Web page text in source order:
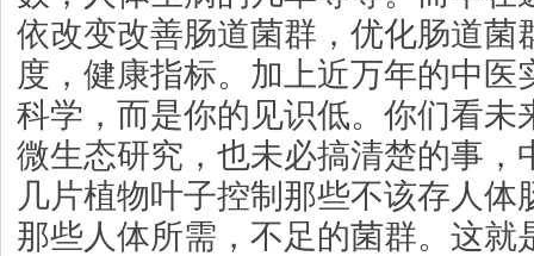
依改变改善肠道菌群，优化肠道菌
度，健康指标。加上近万年的中医
科学，而是你的见识低。你们看未
微生态研究，也未必搞清楚的事，
几片植物叶子控制那些不该存人体
那些人体所需，不足的菌群。这